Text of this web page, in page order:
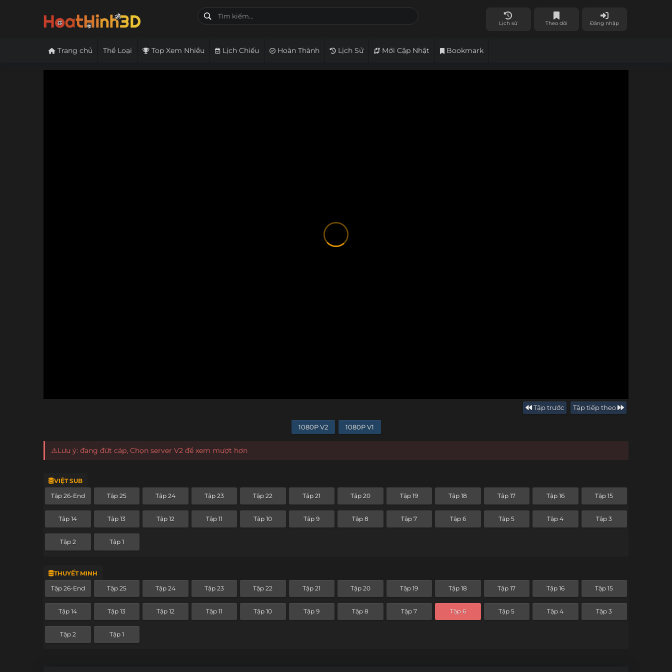
Lịch sử Theo dõi Đăng nhập
Trang chủ Thể Loại Top Xem Nhiều Lịch Chiếu Hoàn Thành Lịch Sử Mới Cập Nhật Bookmark
Tập trước Tập tiếp theo
1080P V2 1080P V1
⚠️Lưu ý: đang đứt cáp, Chọn server V2 để xem mượt hơn
VIỆT SUB
Tập 26-End Tập 25 Tập 24 Tập 23 Tập 22 Tập 21 Tập 20 Tập 19 Tập 18 Tập 17 Tập 16 Tập 15
Tập 14 Tập 13 Tập 12 Tập 11 Tập 10 Tập 9 Tập 8 Tập 7 Tập 6 Tập 5 Tập 4 Tập 3
Tập 2 Tập 1
THUYẾT MINH
Tập 26-End Tập 25 Tập 24 Tập 23 Tập 22 Tập 21 Tập 20 Tập 19 Tập 18 Tập 17 Tập 16 Tập 15
Tập 14 Tập 13 Tập 12 Tập 11 Tập 10 Tập 9 Tập 8 Tập 7 Tập 6 Tập 5 Tập 4 Tập 3
Tập 2 Tập 1